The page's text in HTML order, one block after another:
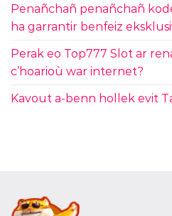
Penañchañ penañchañ
ha garrantir benfeiz
Perak eo Top777 Slot ar
c’hoarioù war internet?
Kavout a-benn hollek evit